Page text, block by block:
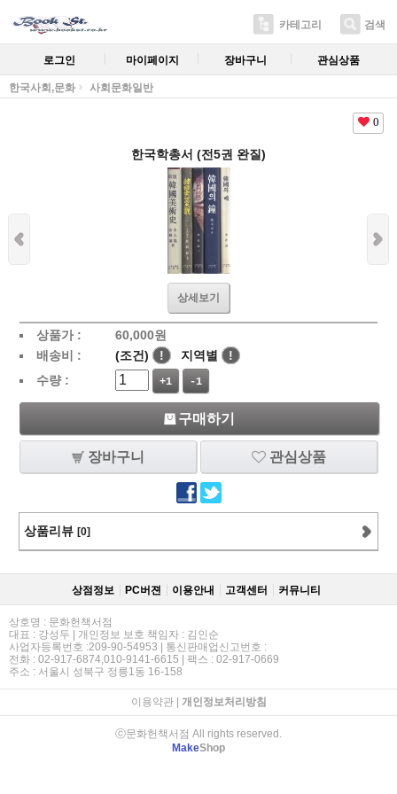
카테고리 검색
로그인 마이페이지 장바구니 관심상품
한국사회,문화 사회문화일반
0
한국학총서 (전5권 완질)
상세보기
상품가 : 60,000원
배송비 :
(조건) ! 지역별
!
수량 :
+1 -1
구매하기
장바구니 관심상품
상품리뷰 [0]
상점정보 PC버젼 이용안내 고객센터 커뮤니티
상호명 : 문화헌책서점
대표 : 강성두 | 개인정보 보호 책임자 : 김인순
사업자등록번호 :209-90-54953 | 통신판매업신고번호 :
전화 : 02-917-6874,010-9141-6615 | 팩스 : 02-917-0669
주소 : 서울시 성북구 정릉1동 16-158
이용약관| 개인정보처리방침
ⓒ문화헌책서점 All rights reserved.
MakeShop